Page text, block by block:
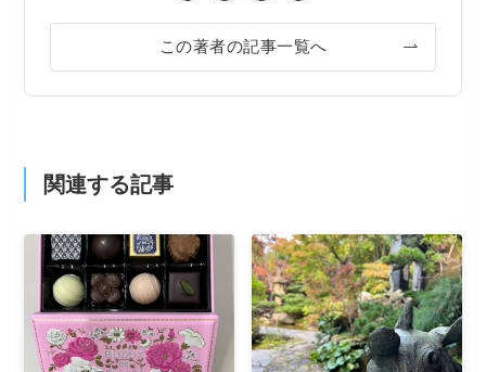
この著者の記事一覧へ
関連する記事